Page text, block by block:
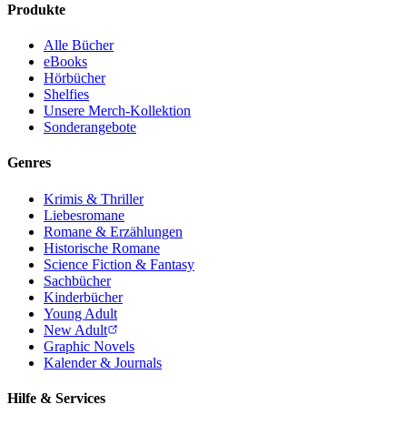
Produkte
Alle Bücher
eBooks
Hörbücher
Shelfies
Unsere Merch-Kollektion
Sonderangebote
Genres
Krimis & Thriller
Liebesromane
Romane & Erzählungen
Historische Romane
Science Fiction & Fantasy
Sachbücher
Kinderbücher
Young Adult
New Adult
Graphic Novels
Kalender & Journals
Hilfe & Services